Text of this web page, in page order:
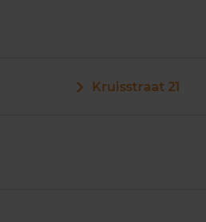
Kruisstraat 21